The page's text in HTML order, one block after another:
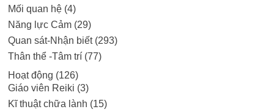
Mối quan hệ(4)
Năng lực Cảm(29)
Quan sát-Nhận biết(293)
Thân thể -Tâm trí(77)
Hoạt động (126)
Giáo viên Reiki (3)
Kĩ thuật chữa lành (15)